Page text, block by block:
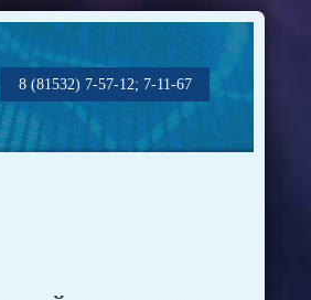
8 (81532) 7-57-12; 7-11-67